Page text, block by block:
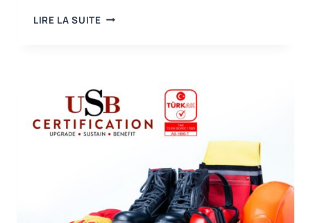
LIRE LA SUITELE
CERTIFICATION
EST
EN
LIGNE